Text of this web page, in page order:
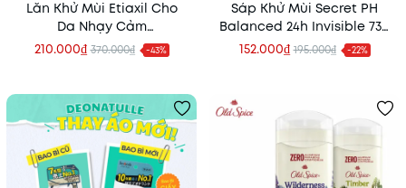
Lăn Khử Mùi Etiaxil Cho
Da Nhạy Cảm
Detranspirant Traitement
Peaux Sensibles 15ml
210.000₫ 370.000₫ -43%
Sáp Khử Mùi Secret PH
Balanced 24h Invisible 73g
(Nhập Khẩu Mỹ)
152.000₫ 195.000₫ -22%